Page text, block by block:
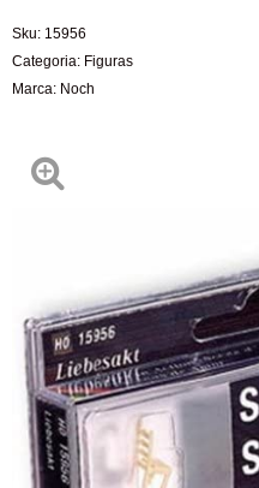
Sku: 15956
Categoria: Figuras
Marca: Noch